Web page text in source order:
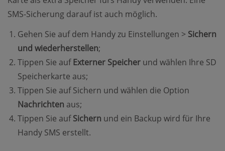
SMS-Sicherung darauf ist auch möglich.
Gehen Sie auf dem Handy zu Einstellungen > Sichern
und wiederherstellen;
Tippen Sie aufExterner Speicher und wählen Ihre SD
Speicherkarte aus;
Tippen Sie auf Sichern und wählen die Option
Nachrichten aus;
Tippen Sie aufSichern und ein Backup wird für Ihre
Handy SMS erstellt.